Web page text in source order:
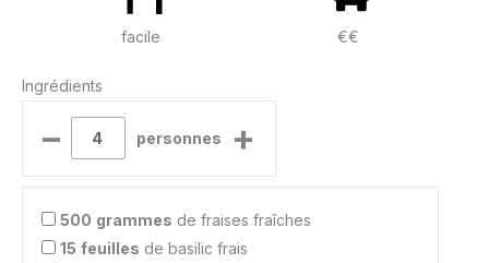
facile €€
Ingrédients
– personnes +
500 grammes de fraises fraîches
15 feuilles de basilic frais